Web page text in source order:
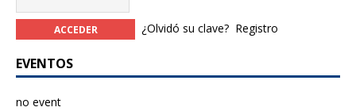
¿Olvidó su clave? Registro
EVENTOS
no event